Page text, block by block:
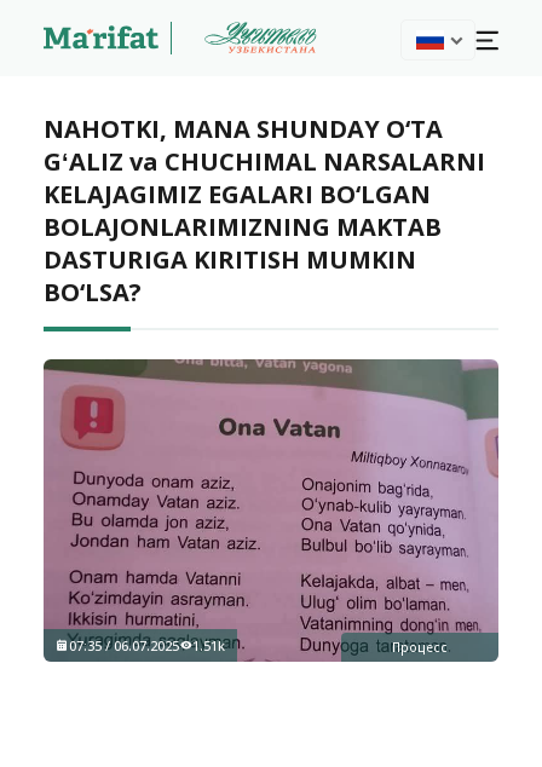
NAHOTKI, MANA SHUNDAY O‘TA
GʻALIZ va CHUCHIMAL NARSALARNI
KELAJAGIMIZ EGALARI BO‘LGAN
BOLAJONLARIMIZNING MAKTAB
DASTURIGA KIRITISH MUMKIN
BO‘LSA?
Процесс
07:35 / 06.07.2025 1.51k